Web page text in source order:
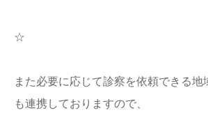
☆
また必要に応じて診察を依頼できる地
も連携しておりますので、